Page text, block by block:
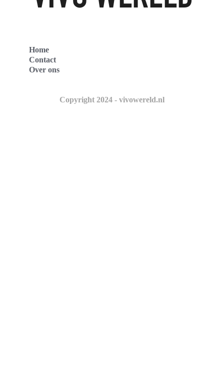
Home
Contact
Over ons
Copyright 2024 - vivowereld.nl